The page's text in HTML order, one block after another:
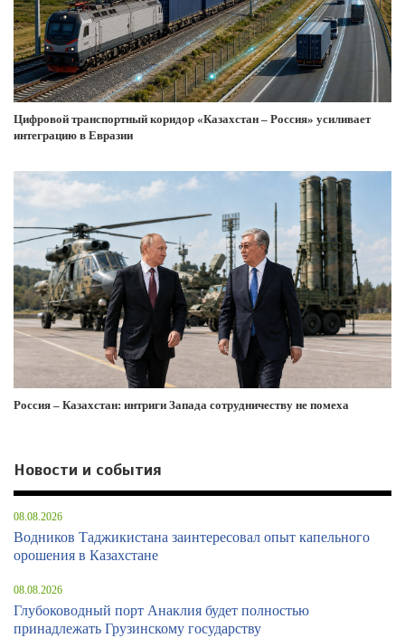
Цифровой транспортный коридор «Казахстан – Россия» усиливает
интеграцию в Евразии
Россия – Казахстан: интриги Запада сотрудничеству не помеха
Новости и события
08.08.2026
Водников Таджикистана заинтересовал опыт капельного
орошения в Казахстане
08.08.2026
Глубоководный порт Анаклия будет полностью
принадлежать Грузинскому государству